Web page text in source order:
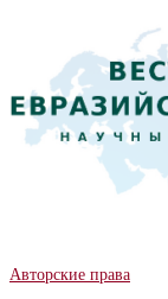
Авторские права